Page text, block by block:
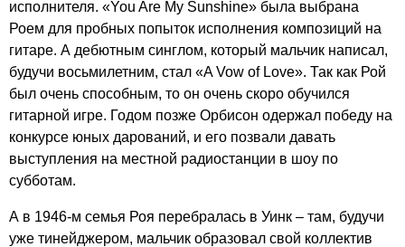
исполнителя. «You Are My Sunshine» была выбрана
Роем для пробных попыток исполнения композиций на
гитаре. А дебютным синглом, который мальчик написал,
будучи восьмилетним, стал «A Vow of Love». Так как Рой
был очень способным, то он очень скоро обучился
гитарной игре. Годом позже Орбисон одержал победу на
конкурсе юных дарований, и его позвали давать
выступления на местной радиостанции в шоу по
субботам.
А в 1946-м семья Роя перебралась в Уинк – там, будучи
уже тинейджером, мальчик образовал свой коллектив